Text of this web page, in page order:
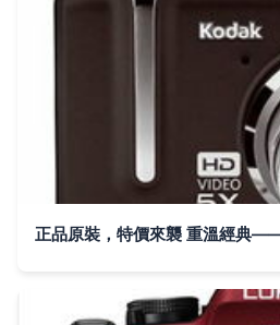
正品原裝，特價來襲 重溫經典